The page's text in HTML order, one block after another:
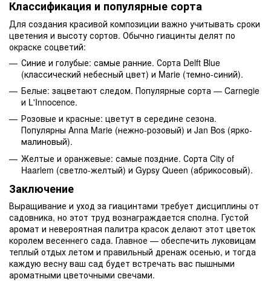
Классификация и популярные сорта
Для создания красивой композиции важно учитывать сроки
цветения и высоту сортов. Обычно гиацинты делят по
окраске соцветий:
Синие и голубые: самые ранние. Сорта Delft Blue
(классический небесный цвет) и Marie (темно-синий).
Белые: зацветают следом. Популярные сорта — Carnegie
и L'Innocence.
Розовые и красные: цветут в середине сезона.
Популярны Anna Marie (нежно-розовый) и Jan Bos (ярко-
малиновый).
Желтые и оранжевые: самые поздние. Сорта City of
Haarlem (светло-желтый) и Gypsy Queen (абрикосовый).
Заключение
Выращивание и уход за гиацинтами требует дисциплины от
садовника, но этот труд вознаграждается сполна. Густой
аромат и невероятная палитра красок делают этот цветок
королем весеннего сада. Главное — обеспечить луковицам
теплый отдых летом и правильный дренаж осенью, и тогда
каждую весну ваш сад будет встречать вас пышными
ароматными цветочными свечами.